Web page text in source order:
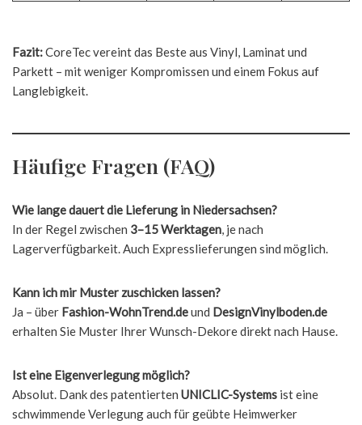
Fazit:CoreTec vereint das Beste aus Vinyl, Laminat und
Parkett – mit weniger Kompromissen und einem Fokus auf
Langlebigkeit.
Häufige Fragen (FAQ)
Wie lange dauert die Lieferung in Niedersachsen?
In der Regel zwischen 3–15 Werktagen, je nach
Lagerverfügbarkeit. Auch Expresslieferungen sind möglich.
Kann ich mir Muster zuschicken lassen?
Ja – über Fashion-WohnTrend.deund DesignVinylboden.de
erhalten Sie Muster Ihrer Wunsch-Dekore direkt nach Hause.
Ist eine Eigenverlegung möglich?
Absolut. Dank des patentierten UNICLIC-Systems ist eine
schwimmende Verlegung auch für geübte Heimwerker